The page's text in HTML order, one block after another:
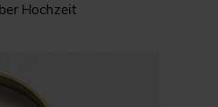
Hochzeit